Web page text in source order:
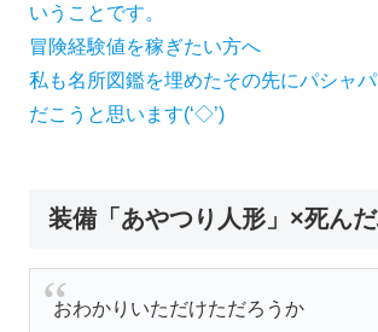
いうことです。
冒険経験値を稼ぎたい方へ
私も名所図鑑を埋めたその先にパシャ
だこうと思います(‘◇’)ゞ
装備「あやつり人形」×死んだ
おわかりいただけただろうか